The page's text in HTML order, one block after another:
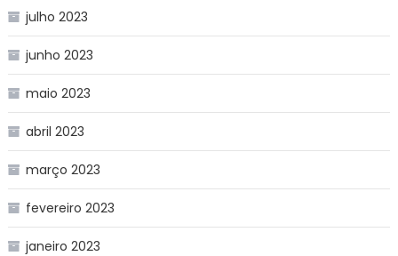
julho 2023
junho 2023
maio 2023
abril 2023
março 2023
fevereiro 2023
janeiro 2023